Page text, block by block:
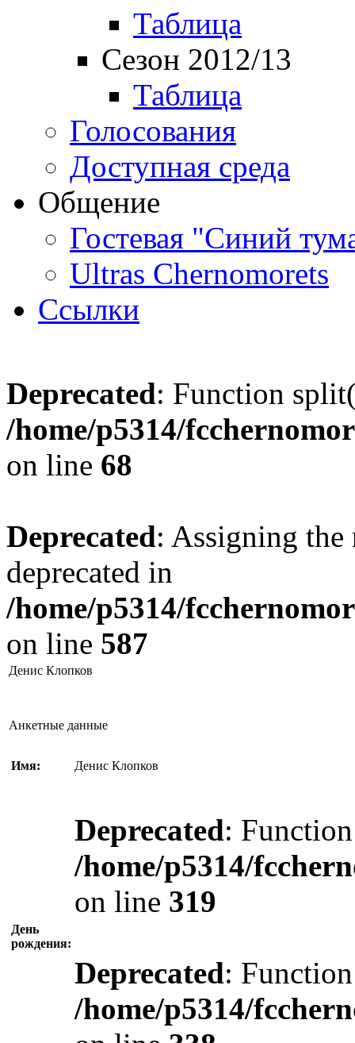
Таблица
Сезон 2012/13
Таблица
Голосования
Доступная среда
Общение
Гостевая "Синий
Ultras Chernomorets
Ссылки
Deprecated: Function
/home/p5314/
on line 68
Deprecated: Assigning the
deprecated in
/home/p5314/
on line 587
Денис Клопков
Анкетные данные
Имя: Денис Клопков
День
рождения:
Deprecated:
/home/p5314/
on line 319
Deprecated:
/home/p5314/